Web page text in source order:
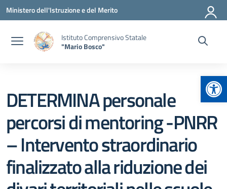
Vai ai contenuti
Vai al menu di navigazione
Vai al footer
Ministero dell'Istruzione e del Merito
Istituto Comprensivo Statale
"Mario Bosco"
DETERMINA personale
percorsi di mentoring -PNRR
– Intervento straordinario
finalizzato alla riduzione dei